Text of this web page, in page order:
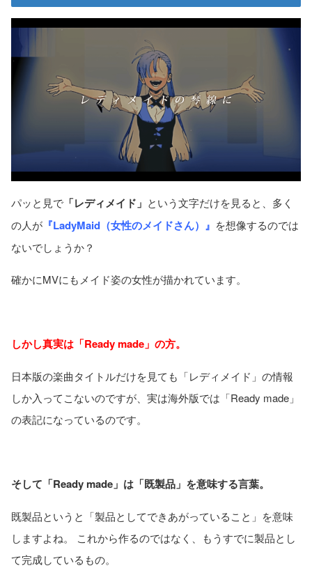
パッと見で 「レディメイド」 という文字だけを見ると、多く
の人が 『LadyMaid（女性のメイドさん）』 を想像するのでは
ないでしょうか？
確かにMVにもメイド姿の女性が描かれています。
しかし真実は「Ready made」の方。
日本版の楽曲タイトルだけを見ても「レディメイド」の情報
しか入ってこないのですが、実は海外版では「Ready made」
の表記になっているのです。
そして「Ready made」は「既製品」を意味する言葉。
既製品というと「製品としてできあがっていること」を意味
しますよね。 これから作るのではなく、もうすでに製品とし
て完成しているもの。